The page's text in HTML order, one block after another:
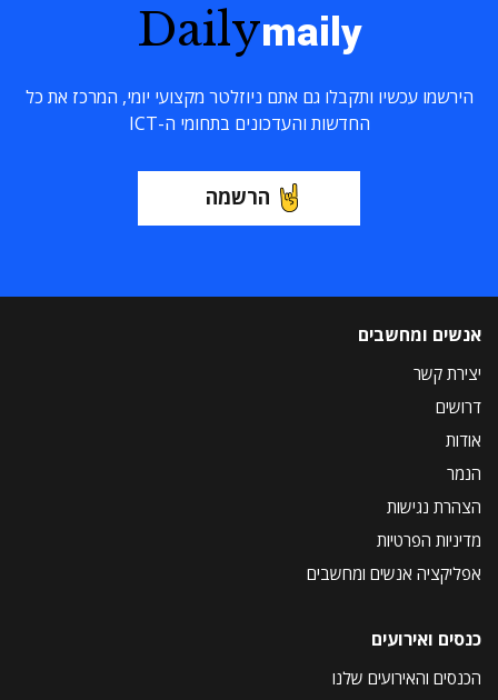
Dailymaily
הירשמו עכשיו ותקבלו גם אתם ניוזלטר מקצועי יומי, המרכז את כל
החדשות והעדכונים בתחומי ה-ICT
הרשמה
אנשים ומחשבים
יצירת קשר
דרושים
אודות
הנמר
הצהרת נגישות
מדיניות הפרטיות
אפליקציה אנשים ומחשבים
כנסים ואירועים
הכנסים והאירועים שלנו